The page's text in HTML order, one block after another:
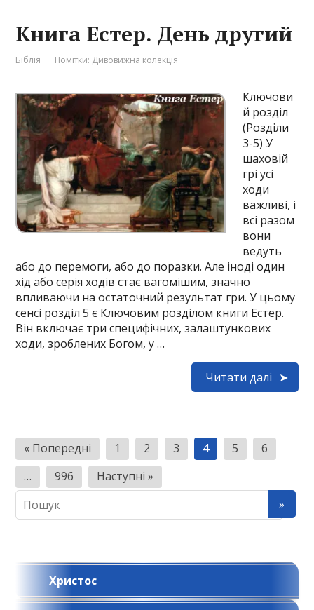
Книга Естер. День другий
Біблія Помітки: Дивовижна колекція
Ключови
й розділ
(Розділи
3-5) У
шаховій
грі усі
ходи
важливі, і
всі разом
вони
ведуть
або до перемоги, або до поразки. Але іноді один
хід або серія ходів стає вагомішим, значно
впливаючи на остаточний результат гри. У цьому
сенсі розділ 5 є Ключовим розділом книги Естер.
Він включає три специфічних, залаштункових
ходи, зроблених Богом, у …
Читати далі
Н
а
в
і
а
« Попередні 1 2 3 4 5
6
…
996 Наступні »
Христос